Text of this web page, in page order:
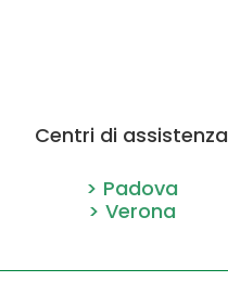
Centri di assistenza
> Padova
> Verona